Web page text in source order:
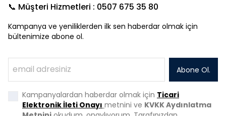
📞 Müşteri Hizmetleri : 0507 675 35 80
Kampanya ve yeniliklerden ilk sen haberdar olmak için
bültenimize abone ol.
Abone Ol.
Kampanyalardan haberdar olmak için Ticari
Elektronik İleti Onayı metnini ve KVKK Aydınlatma